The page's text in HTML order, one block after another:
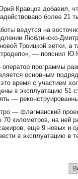
Кравцов добавил,
более 21
ведутся на
Люблинско-
Троицкой ветки, а
— пояснил
программы
основным
время с участием
в эксплуатацию 51
—
— флагманский
километров, на ней
еще 9 новых и
в эксплуатацию в